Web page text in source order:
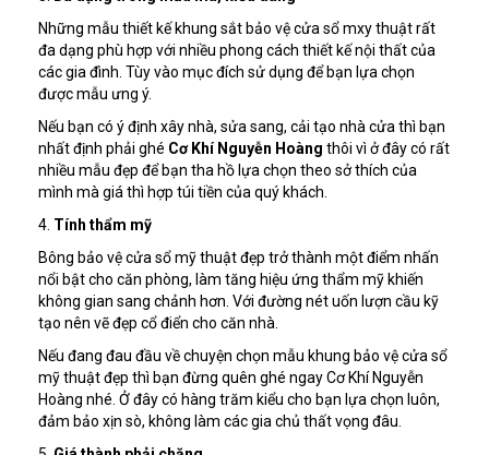
Những mẫu thiết kế khung sắt bảo vệ cửa sổ mxy thuật rất
đa dạng phù hợp với nhiều phong cách thiết kế nội thất của
các gia đình. Tùy vào mục đích sử dụng để bạn lựa chọn
được mẫu ưng ý.
Nếu bạn có ý định xây nhà, sửa sang, cải tạo nhà cửa thì bạn
nhất định phải ghé Cơ Khí Nguyễn Hoàng thôi vì ở đây có rất
nhiều mẫu đẹp để bạn tha hồ lựa chọn theo sở thích của
mình mà giá thì hợp túi tiền của quý khách.
4. Tính thẩm mỹ
Bông bảo vệ cửa sổ mỹ thuật đẹp trở thành một điểm nhấn
nổi bật cho căn phòng, làm tăng hiệu ứng thẩm mỹ khiến
không gian sang chảnh hơn. Với đường nét uốn lượn cầu kỹ
tạo nên vẽ đẹp cổ điển cho căn nhà.
Nếu đang đau đầu về chuyện chọn mẫu khung bảo vệ cửa sổ
mỹ thuật đẹp thì bạn đừng quên ghé ngay Cơ Khí Nguyễn
Hoàng nhé. Ở đây có hàng trăm kiểu cho bạn lựa chọn luôn,
đảm bảo xịn sò, không làm các gia chủ thất vọng đâu.